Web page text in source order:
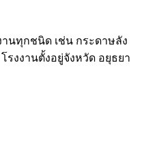
านทุกชนิด เช่น กระดาษลัง
งงานตั้งอยู่จังหวัด อยุธยา